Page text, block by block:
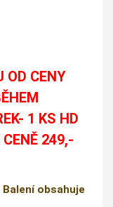
OD CENY
1 KS HD
249,-
Balení obsahuje